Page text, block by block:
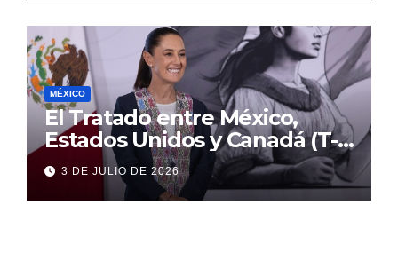
MÉXICO
El Tratado entre México,
Estados Unidos y Canadá (T-
MEC) se mantiene hasta el
2036: Presidenta Claudia
Sheinbaum
3 DE JULIO DE 2026